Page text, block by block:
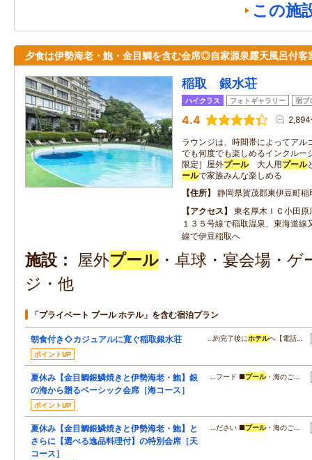
この施
夕食は伊勢海老・鮑・金目鯛を含む会席◎自家源泉露天風呂付客
稲取 銀水荘
ハイクラス フォトギャラリー 宿ブ
4.4
ラウンジは、時間帯によってアル
でも何度でも楽しめるインクルー
限定］屋外プール大人用プール
ールで家族みんな楽しめる
住所
静岡県賀茂郡東伊豆町
アクセス
東名厚木ＩＣ小田
１３５号線で稲取温泉、東海道線
線で伊豆稲取へ
施設 屋外プール ・卓球・宴会場・
ジ・他
「プライベート プール ホテル」を含む宿泊プラン
朝食付き◇カジュアルに寛ぐ稲取銀水荘
ポイントUP
…約完了後にホテルへ【電話…
夏休み【金目鯛銀鱗焼きと伊勢海老・鮑】銀
の海から贈るベーシック会席［海コース］
ポイントUP
…フード ■プール・海のご…
夏休み【金目鯛銀鱗焼きと伊勢海老・鮑】と
さらに【選べる逸品料理付】の特別会席［天
コース］
…ださい ■プール・海のご…